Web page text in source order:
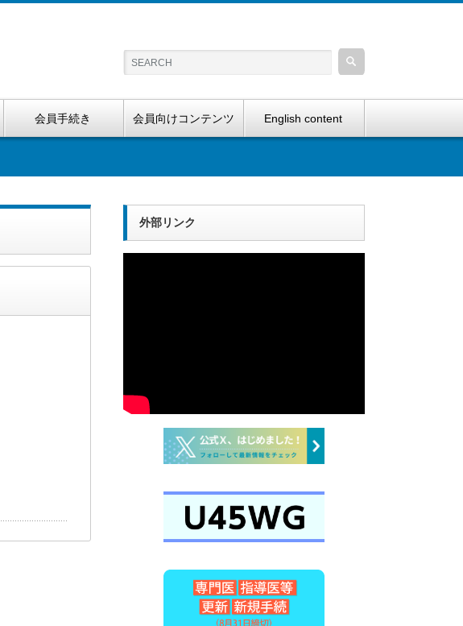
会員手続き 会員向けコンテンツ English content
外部リンク